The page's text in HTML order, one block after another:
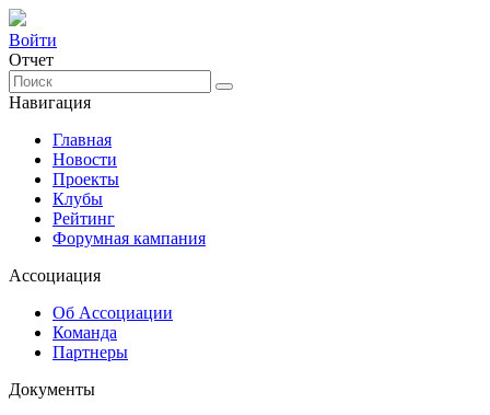
Войти
Отчет
Навигация
Главная
Новости
Проекты
Клубы
Рейтинг
Форумная кампания
Ассоциация
Об Ассоциации
Команда
Партнеры
Документы